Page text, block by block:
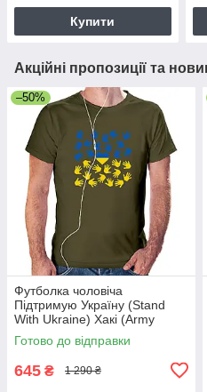
Купити
Акційні пропозиції та
–50%
Футболка чоловіча
Підтримую Україну (Stand
With Ukraine) Хакі (Army
green) L
Готово до відправки
645 ₴ 1 290 ₴